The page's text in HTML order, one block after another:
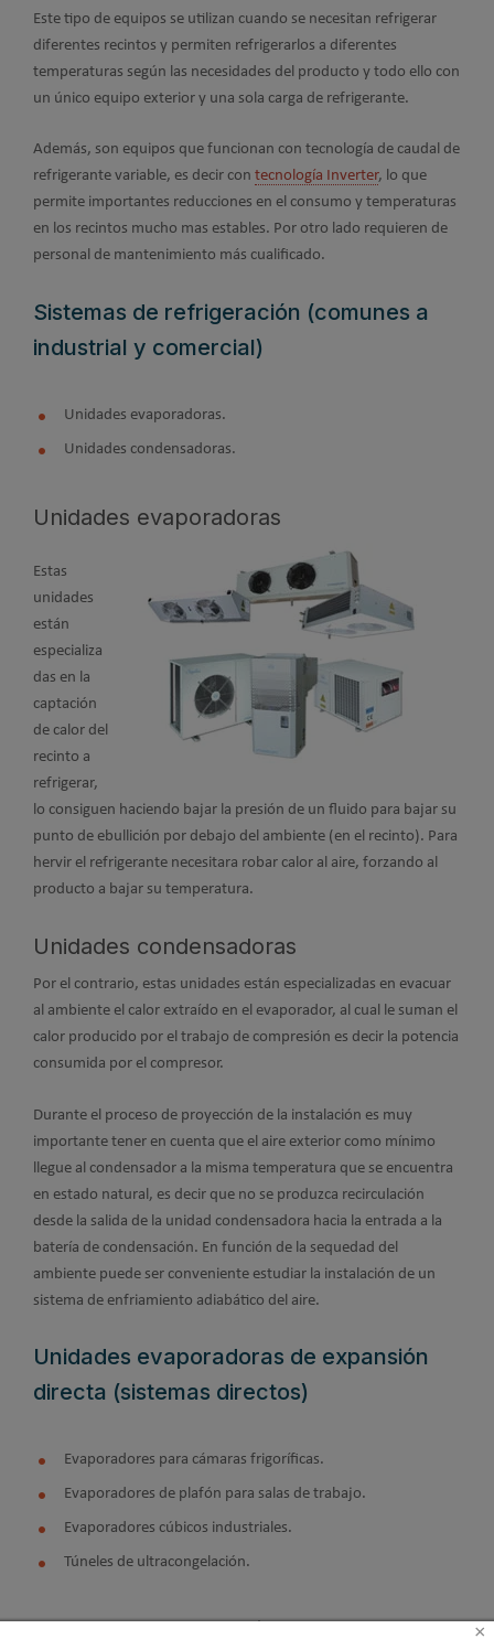
Este tipo de equipos se utilizan cuando se necesitan refrigerar
diferentes recintos y permiten refrigerarlos a diferentes
temperaturas según las necesidades del producto y todo ello con
un único equipo exterior y una sola carga de refrigerante.
Además, son equipos que funcionan con tecnología de caudal de
refrigerante variable, es decir con tecnología Inverter, lo que
permite importantes reducciones en el consumo y temperaturas
en los recintos mucho mas estables. Por otro lado requieren de
personal de mantenimiento más cualificado.
Sistemas de refrigeración (comunes a
industrial y comercial)
Unidades evaporadoras.
Unidades condensadoras.
Unidades evaporadoras
Estas
unidades
están
especializa
das en la
captación
de calor del
recinto a
refrigerar,
lo consiguen haciendo bajar la presión de un fluido para bajar su
punto de ebullición por debajo del ambiente (en el recinto). Para
hervir el refrigerante necesitara robar calor al aire, forzando al
producto a bajar su temperatura.
Unidades condensadoras
Por el contrario, estas unidades están especializadas en evacuar
al ambiente el calor extraído en el evaporador, al cual le suman el
calor producido por el trabajo de compresión es decir la potencia
consumida por el compresor.
Durante el proceso de proyección de la instalación es muy
importante tener en cuenta que el aire exterior como mínimo
llegue al condensador a la misma temperatura que se encuentra
en estado natural, es decir que no se produzca recirculación
desde la salida de la unidad condensadora hacia la entrada a la
batería de condensación. En función de la sequedad del
ambiente puede ser conveniente estudiar la instalación de un
sistema de enfriamiento adiabático del aire.
Unidades evaporadoras de expansión
directa (sistemas directos)
Evaporadores para cámaras frigoríficas.
Evaporadores de plafón para salas de trabajo.
Evaporadores cúbicos industriales.
Túneles de ultracongelación.
Evaporadores para cámaras frigoríficas ×